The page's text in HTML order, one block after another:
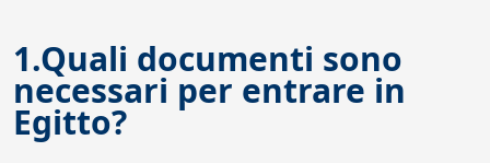
1.Quali documenti sono
necessari per entrare in
Egitto?